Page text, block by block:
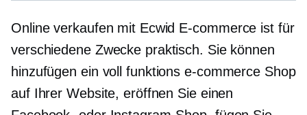
Online verkaufen mit Ecwid E-commerce ist für
verschiedene Zwecke praktisch. Sie können
hinzufügen ein voll funktions e-commerce Shop
auf Ihrer Website, eröffnen Sie einen